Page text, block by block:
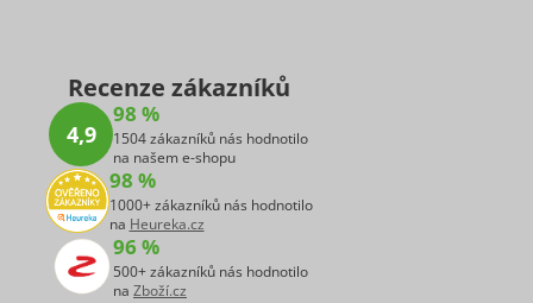
Recenze zákazníků
4,9
98 %
1504 zákazníků nás hodnotilo
na našem e-shopu
98 %
1000+ zákazníků nás hodnotilo
na Heureka.cz
96 %
500+ zákazníků nás hodnotilo
na Zboží.cz